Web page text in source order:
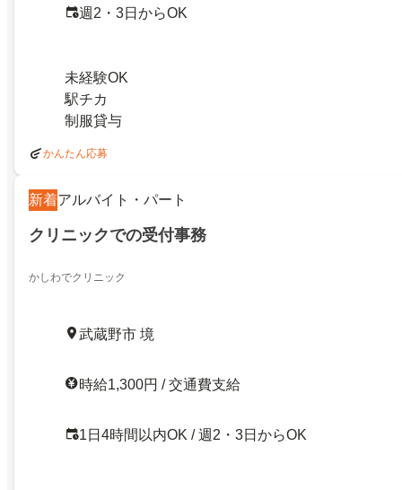
週2・3日からOK
未経験OK
駅チカ
制服貸与
かんたん応募
新着アルバイト・パート
クリニックでの受付事務
かしわでクリニック
武蔵野市 境
時給1,300円 / 交通費支給
1日4時間以内OK / 週2・3日からOK